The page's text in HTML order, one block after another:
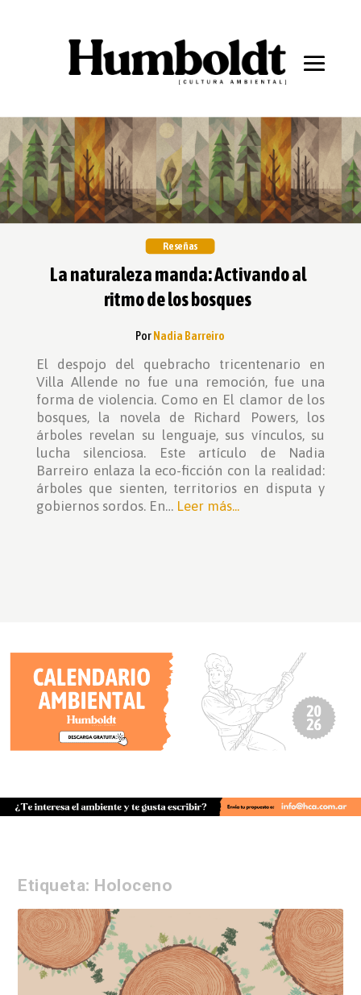
Reseñas
La naturaleza manda: Activando al
ritmo de los bosques
PorNadia Barreiro
El despojo del quebracho tricentenario en
Villa Allende no fue una remoción, fue una
forma de violencia. Como en El clamor de los
bosques, la novela de Richard Powers, los
árboles revelan su lenguaje, sus vínculos, su
lucha silenciosa. Este artículo de Nadia
Barreiro enlaza la eco-ficción con la realidad:
árboles que sienten, territorios en disputa y
gobiernos sordos. En… Leer más...
Etiqueta: Holoceno